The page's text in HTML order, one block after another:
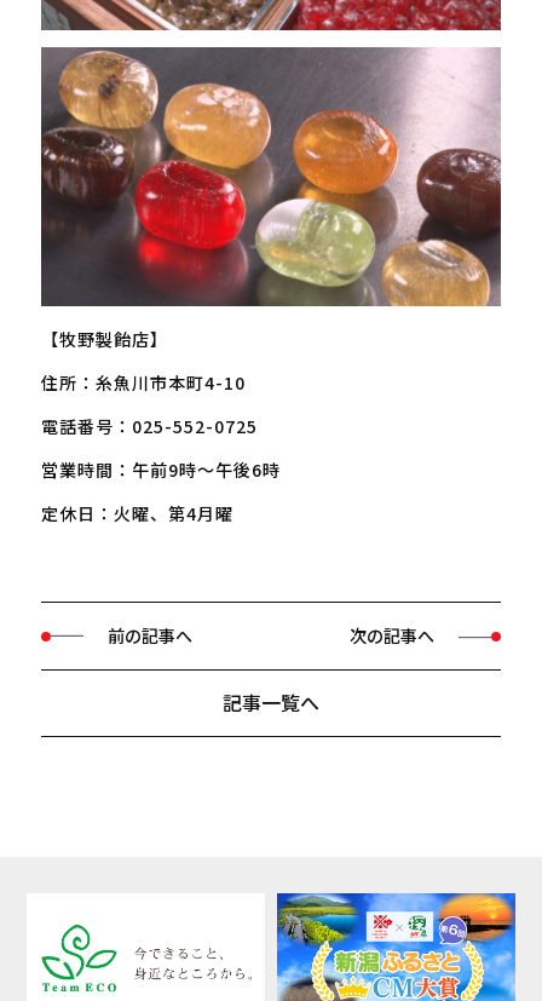
【牧野製飴店】
住所：糸魚川市本町4-10
電話番号：025-552-0725
営業時間：午前9時～午後6時
定休日：火曜、第4月曜
前の記事へ
記事一覧へ
次の記事へ